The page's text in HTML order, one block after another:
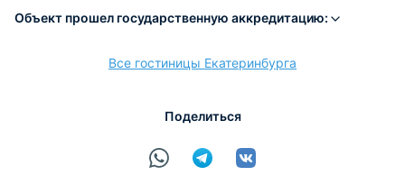
Объект прошел государственную аккредитацию:
Все гостиницы Екатеринбурга
Поделиться